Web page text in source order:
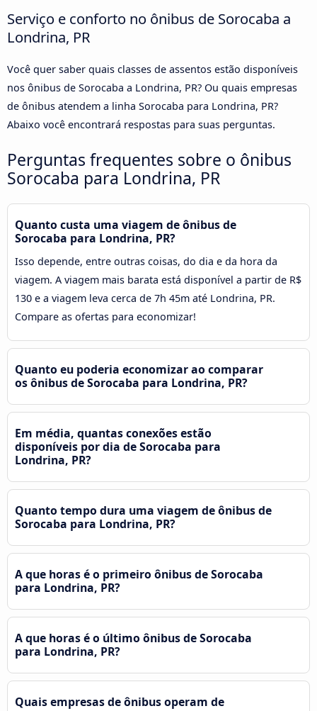
Serviço e conforto no ônibus de Sorocaba a
Londrina, PR
Você quer saber quais classes de assentos estão disponíveis
nos ônibus de Sorocaba a Londrina, PR? Ou quais empresas
de ônibus atendem a linha Sorocaba para Londrina, PR?
Abaixo você encontrará respostas para suas perguntas.
Perguntas frequentes sobre o ônibus
Sorocaba para Londrina, PR
Quanto custa uma viagem de ônibus de
Sorocaba para Londrina, PR?
Isso depende, entre outras coisas, do dia e da hora da
viagem. A viagem mais barata está disponível a partir de R$
130 e a viagem leva cerca de 7h 45m até Londrina, PR.
Compare as ofertas para economizar!
Quanto eu poderia economizar ao comparar
os ônibus de Sorocaba para Londrina, PR?
Em média, quantas conexões estão
disponíveis por dia de Sorocaba para
Londrina, PR?
Quanto tempo dura uma viagem de ônibus de
Sorocaba para Londrina, PR?
A que horas é o primeiro ônibus de Sorocaba
para Londrina, PR?
A que horas é o último ônibus de Sorocaba
para Londrina, PR?
Quais empresas de ônibus operam de